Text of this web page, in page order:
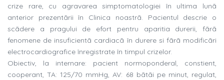
crize rare, cu agravarea simptomatologiei în ultima lunã
anterior prezentãrii în Clinica noastrã. Pacientul descrie o
scãdere a pragului de efort pentru aparitia durerii, fãrã
fenomene de insuficientã cardiacã în durere si fãrã modificãri
electrocardiografice înregistrate în timpul crizelor.
Obiectiv, la internare: pacient normoponderal, constient,
cooperant, TA: 125/70 mmHg, AV: 68 bãtãi pe minut, regulat,